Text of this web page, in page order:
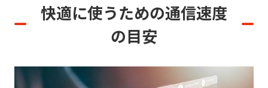
快適に使うための通信速度
の目安